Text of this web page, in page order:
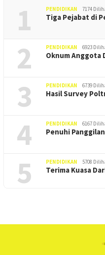
1 PENDIDIKAN 7174
Tiga Pejabat di
2 PENDIDIKAN 6923
Oknum Anggota
3 PENDIDIKAN 6739
Hasil Survey
4 PENDIDIKAN 6167
Penuhi
5 PENDIDIKAN 5708
Terima Kuasa